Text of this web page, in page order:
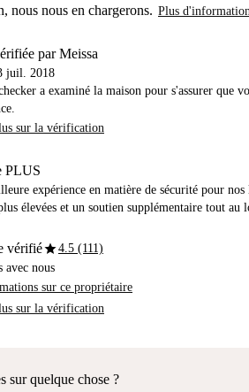
nous nous en chargerons. Plus
par Meissa
juil. 2018
a examiné la maison pour s'assurer que
sur la vérification
PLUS
expérience en matière de sécurité pour
élevées et un soutien supplémentaire tout au
vérifiéstar4.5 (111)
avec nous
sur ce propriétaire
sur la vérification
sur quelque chose ?